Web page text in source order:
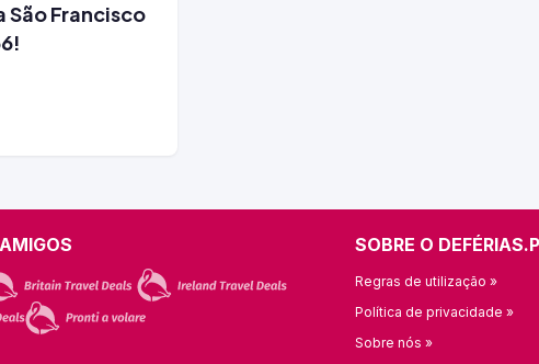
São Francisco
SOBRE O
Regras de utilização »
Política de privacidade »
Sobre nós »